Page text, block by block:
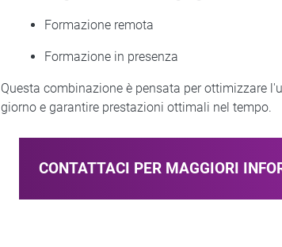
Formazione remota
Formazione in presenza
Questa combinazione è pensata per ottimizzare
giorno e garantire prestazioni ottimali nel tempo.
CONTATTACI PER MAGGIORI